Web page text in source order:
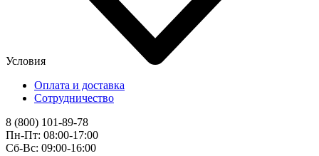
Условия
Оплата и доставка
Сотрудничество
8 (800) 101-89-78
Пн-Пт: 08:00-17:00
Сб-Вс: 09:00-16:00